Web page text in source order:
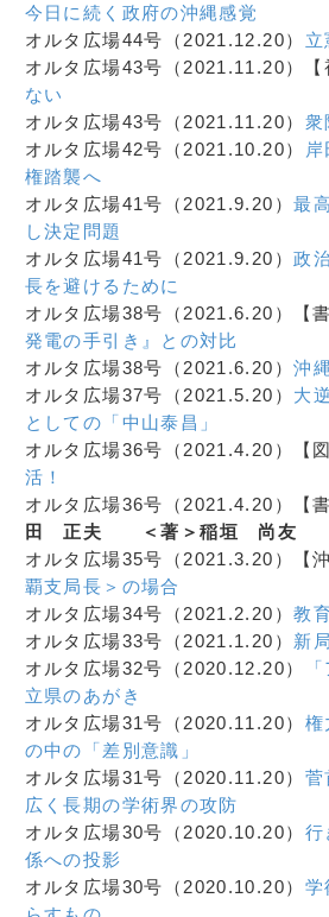
今日に続く政府の沖縄感覚
オルタ広場44号（2021.12.20） 立
オルタ広場43号（2021.11.20）【
ない
オルタ広場43号（2021.11.20） 衆
オルタ広場42号（2021.10.20）
権踏襲へ
オルタ広場41号（2021.9.20）最
し決定問題
オルタ広場41号（2021.9.20）政
長を避けるために
オルタ広場38号（2021.6.20）【書
発電の手引き』との対比
オルタ広場38号（2021.6.20）沖
オルタ広場37号（2021.5.20） 大
としての「中山泰昌」
オルタ広場36号（2021.4.20）【図
活！
オルタ広場36号（2021.4.20）【書
田 正夫
＜著＞稲垣 尚友
オルタ広場35号（2021.3.20）【
覇支局長＞の場合
オルタ広場34号（2021.2.20）教
オルタ広場33号（2021.1.20） 新
オルタ広場32号（2020.12.20）
立県のあがき
オルタ広場31号（2020.11.20） 権
の中の「差別意識」
オルタ広場31号（2020.11.20） 菅
広く長期の学術界の攻防
オルタ広場30号（2020.10.20） 行
係への投影
オルタ広場30号（2020.10.20） 学